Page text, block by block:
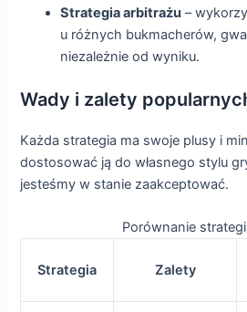
Strategia arbitrażu –
u różnych bukmacherów,
niezależnie od wyniku.
Wady i zalety
Każda strategia ma swoje plusy i
dostosować ją do własnego stylu
jesteśmy w stanie zaakceptować.
Porównanie
Strategia Zalety